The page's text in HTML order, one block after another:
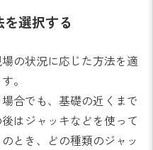
選択する
の状況に応じた方法を適
。
合でも、基礎の近くまで
はジャッキなどを使って
とき、どの種類のジャッ